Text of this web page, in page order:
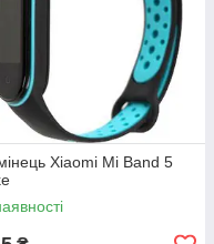
Xiaomi Mi Band 5